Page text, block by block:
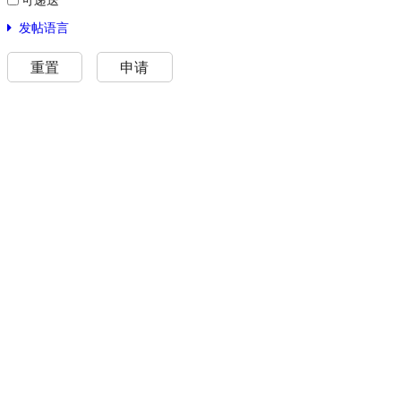
发帖语言
重置 申请